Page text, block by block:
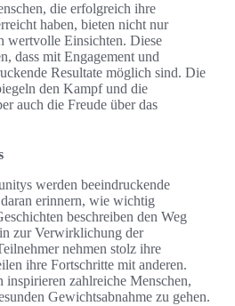
die erfolgreich ihre
haben, bieten nicht nur
wertvolle Einsichten. Diese
dass mit Engagement und
Resultate möglich sind. Die
den Kampf und die
auch die Freude über das
werden beeindruckende
erinnern, wie wichtig
beschreiben den Weg
zur Verwirklichung der
nehmen stolz ihre
ihre Fortschritte mit anderen.
inspirieren zahlreiche Menschen,
Gewichtsabnahme zu gehen.